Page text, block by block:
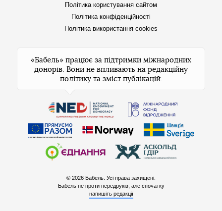
Політика користування сайтом
Політика конфіденційності
Політика використання cookies
«Бабель» працює за підтримки міжнародних
донорів. Вони не впливають на редакційну
політику та зміст публікацій.
© 2026 Бабель. Усі права захищені.
Бабель не проти передруків, але спочатку
напишіть редакції